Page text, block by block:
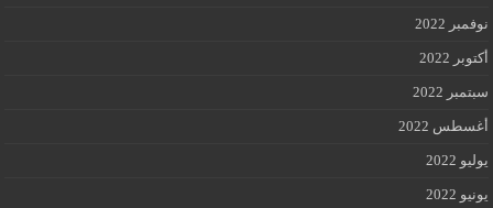
نوفمبر 2022
أكتوبر 2022
سبتمبر 2022
أغسطس 2022
يوليو 2022
يونيو 2022